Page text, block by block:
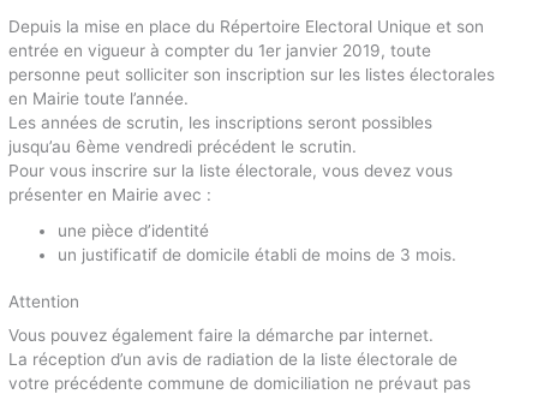
Depuis la mise en place du Répertoire Electoral Unique et son
entrée en vigueur à compter du 1er janvier 2019, toute
personne peut solliciter son inscription sur les listes électorales
en Mairie toute l’année.
Les années de scrutin, les inscriptions seront possibles
jusqu’au 6ème vendredi précédent le scrutin.
Pour vous inscrire sur la liste électorale, vous devez vous
présenter en Mairie avec :
une pièce d’identité
un justificatif de domicile établi de moins de 3 mois.
Attention
Vous pouvez également faire la démarche par internet.
La réception d’un avis de radiation de la liste électorale de
votre précédente commune de domiciliation ne prévaut pas